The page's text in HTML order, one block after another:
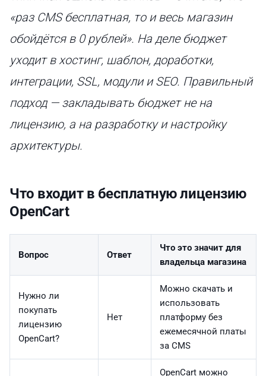
«раз CMS бесплатная, то и весь магазин
обойдётся в 0 рублей». На деле бюджет
уходит в хостинг, шаблон, доработки,
интеграции, SSL, модули и SEO. Правильный
подход — закладывать бюджет не на
лицензию, а на разработку и настройку
архитектуры.
Что входит в бесплатную лицензию
OpenCart
Вопрос Ответ
Что это значит для
владельца магазина
Нужно ли
покупать
лицензию
OpenCart?
Нет
Можно скачать и
использовать
платформу без
ежемесячной платы
за CMS
OpenCart можно